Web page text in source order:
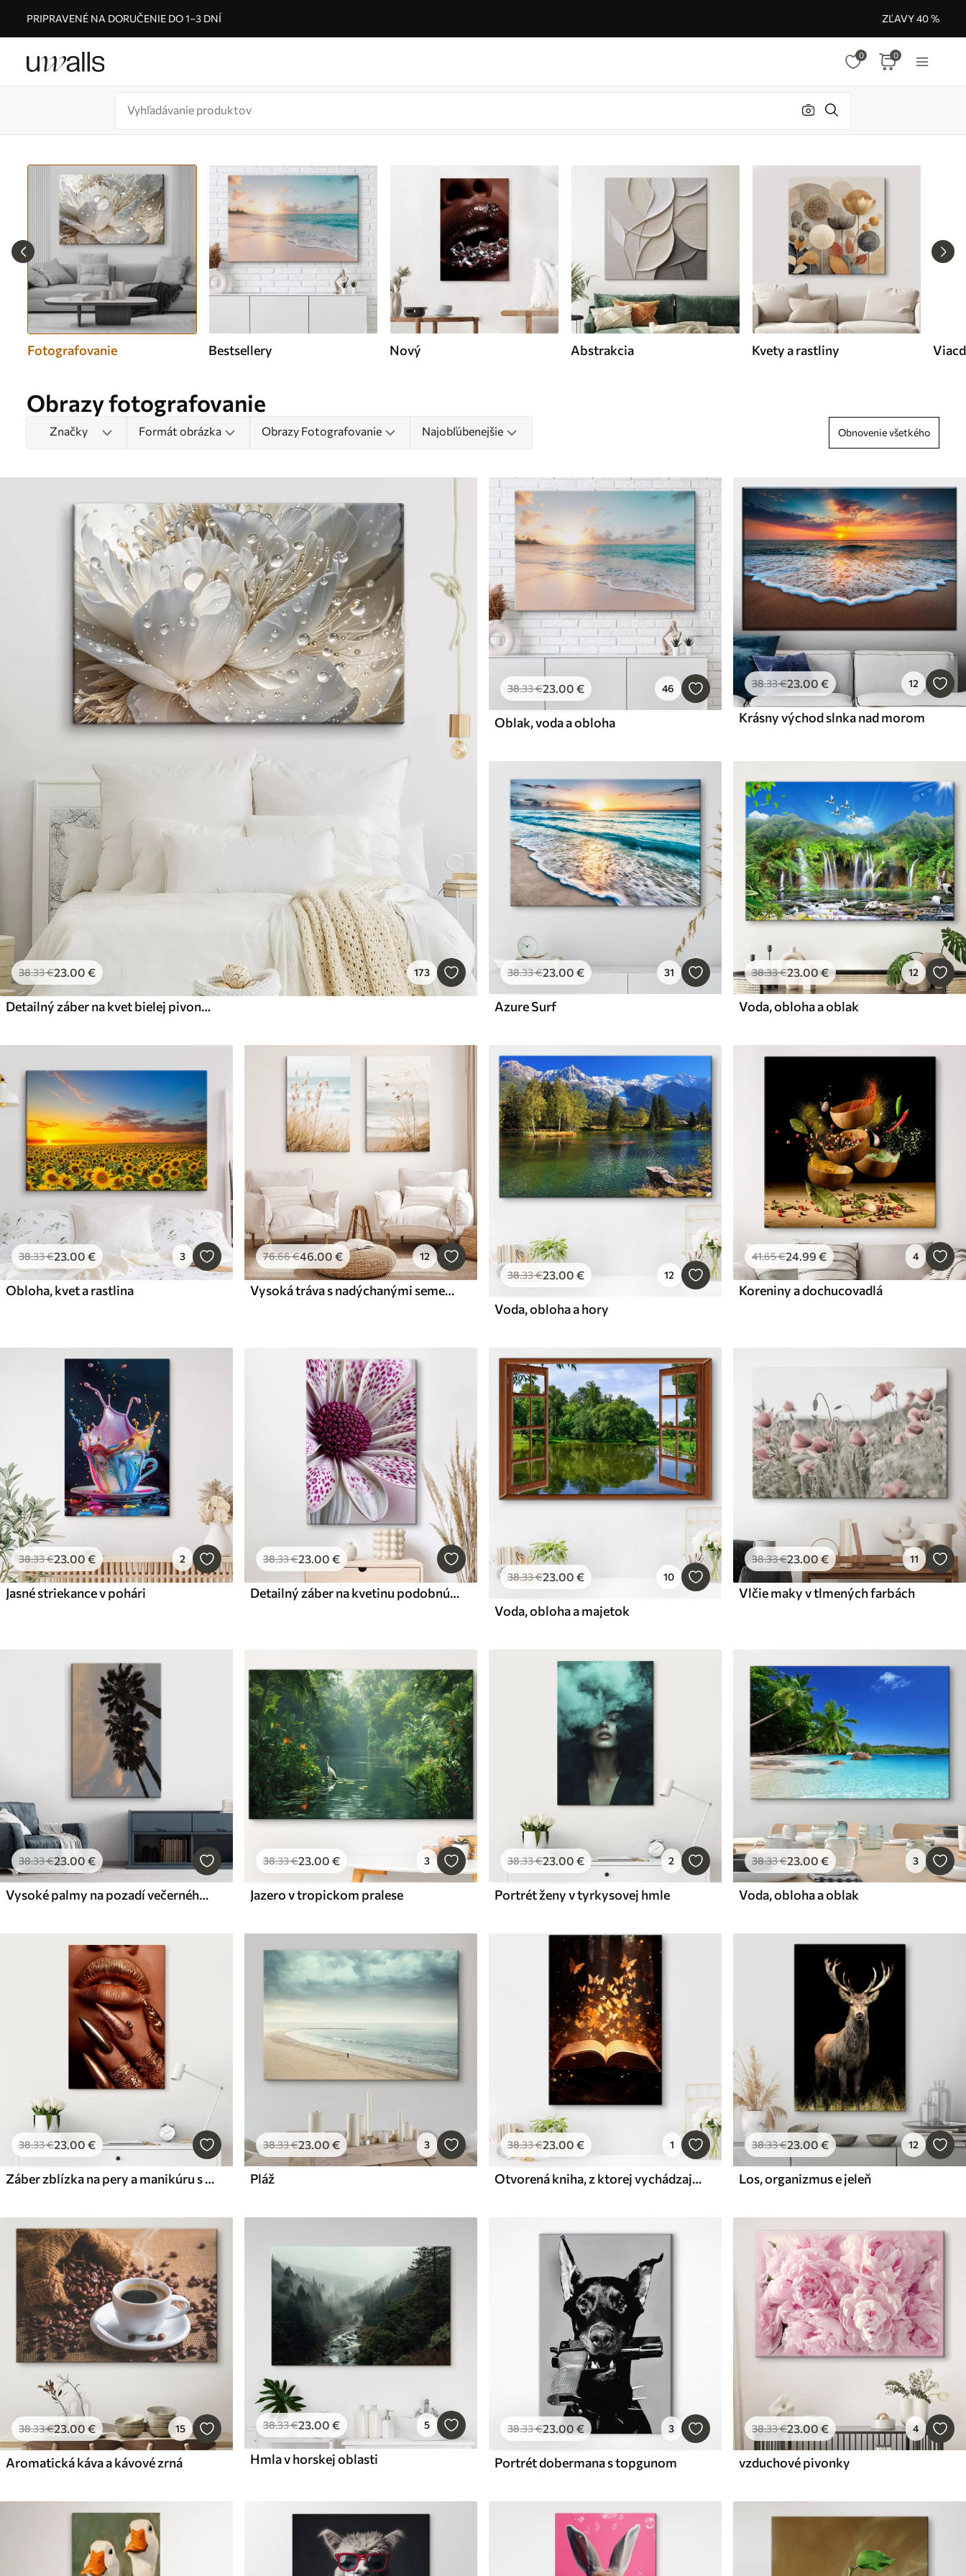
PRIPRAVENÉ NA DORUČENIE DO 1–3 DNÍ ZĽAVY 40 %
0 0
Fotografovanie Bestsellery Nový Abstrakcia Kvety a rastliny
Obrazy fotografovanie
Značky Formát obrázka Obrazy Fotografovanie Najobľúbenejšie Obnovenie všetkého
38.33€23.00 € 173
Detailný záber na kvet bielej pivonky s kvapôčkami vody na okvetných lístkoch na rozostrenom pozadí
38.33€23.00 € 46
Oblak, voda a obloha
38.33€23 .00 € 12
Krásny východ slnka nad morom
38.33€23.00 € 31
Azure Surf
38.33€23.00€ 12
Voda, obloha a oblak
38.33€23.00 € 3
Obloha, kvet a rastlina
76.66€46.00 € 12
Vysoká tráva s nadýchanými semenami, piesočnatá pláž a vlny oceánu v pozadí, jemná a tlmená paleta farieb
38.33€23 .00 € 12
Voda, obloha a hory
41.65€24.99 € 4
Koreniny a dochucovadlá
38.33€23 .00 € 2
Jasné striekance v pohári
38.33€23 .00 €
Detailný záber na kvetinu podobnú sedmokráske s výraznými magentovými leopardími škvrnami
38.33€23.00 € 10
Voda, obloha a majetok
38.33€23 .00€ 11
Vlčie maky v tlmených farbách
38.33€23.00 €
Vysoké palmy na pozadí večerného neba
38.33€23.00 € 3
Jazero v tropickom pralese
38.33€23.00 € 2
Portrét ženy v tyrkysovej hmle
38.33€23.00 € 3
Voda, obloha a oblak
38.33€23.00 €
Záber zblízka na pery a manikúru s kovovým leskom
38.33€23.00 € 3
Pláž
38.33€23.00 € 1
Otvorená kniha, z ktorej vychádzajú svetielkujúce motýle, žiariace v lúčoch svetla v tmavom magickom lese
38.33€23.00 € 12
Los, organizmus e jeleň
38.33€23.00 € 15
Aromatická káva a kávové zrná
38.33€23.00 € 5
Hmla v horskej oblasti
38.33€23.00 € 3
Portrét dobermana s topgunom
38.33€23.00 € 4
vzduchové pivonky